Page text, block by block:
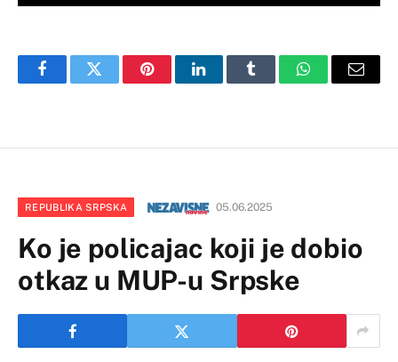
FacebookTwitter PinterestLinkedInTumblr WhatsAppEmail
REPUBLIKA SRPSKA 05.06.2025
Ko je policajac koji je dobio
otkaz u MUP-u Srpske